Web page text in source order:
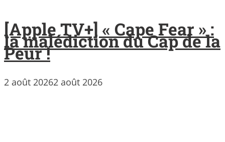
[Apple TV+] « Cape Fear » :
la malédiction du Cap de la
Peur !
2 août 20262 août 2026